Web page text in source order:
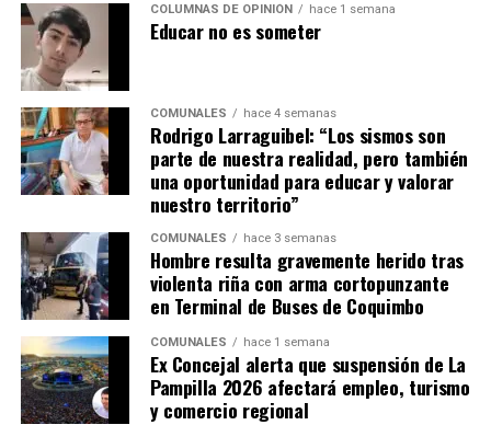
COLUMNAS DE OPINIÓN hace 1 semana
Educar no es someter
COMUNALES hace 4 semanas
Rodrigo Larraguibel: “Los sismos son
parte de nuestra realidad, pero también
una oportunidad para educar y valorar
nuestro territorio”
COMUNALES hace 3 semanas
Hombre resulta gravemente herido tras
violenta riña con arma cortopunzante
en Terminal de Buses de Coquimbo
COMUNALES hace 1 semana
Ex Concejal alerta que suspensión de La
Pampilla 2026 afectará empleo, turismo
y comercio regional